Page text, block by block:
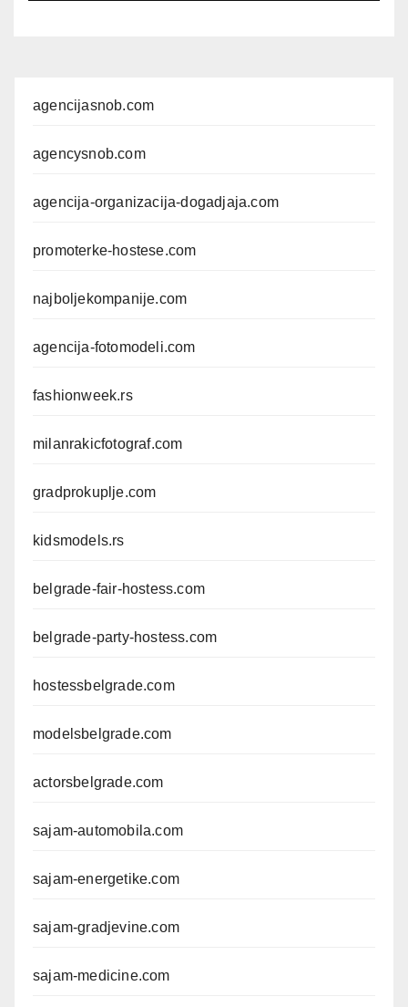
agencijasnob.com
agencysnob.com
agencija-organizacija-dogadjaja.com
promoterke-hostese.com
najboljekompanije.com
agencija-fotomodeli.com
fashionweek.rs
milanrakicfotograf.com
gradprokuplje.com
kidsmodels.rs
belgrade-fair-hostess.com
belgrade-party-hostess.com
hostessbelgrade.com
modelsbelgrade.com
actorsbelgrade.com
sajam-automobila.com
sajam-energetike.com
sajam-gradjevine.com
sajam-medicine.com